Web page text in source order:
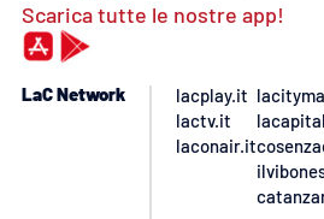
Scarica tutte le nostre app!
LaC Network
lacplay.it
lactv.it
laconair.it